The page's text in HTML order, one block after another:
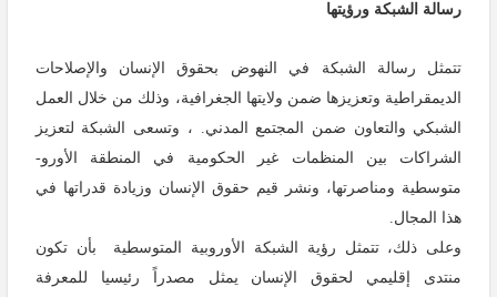
رسالة الشبكة ورؤيتها
تتمثل رسالة الشبكة في النهوض بحقوق الإنسان والإصلاحات
الديمقراطية وتعزيزها ضمن ولايتها الجغرافية، وذلك من خلال العمل
الشبكي والتعاون ضمن المجتمع المدني. ، وتسعى الشبكة لتعزيز
الشراكات بين المنظمات غير الحكومية في المنطقة الأورو-
متوسطية ومناصرتها، ونشر قيم حقوق الإنسان وزيادة قدراتها في
هذا المجال
وعلى ذلك، تتمثل رؤية الشبكة الأوروبية المتوسطية بأن تكون
منتدى إقليمي لحقوق الإنسان يمثل مصدراً رئيسيا للمعرفة